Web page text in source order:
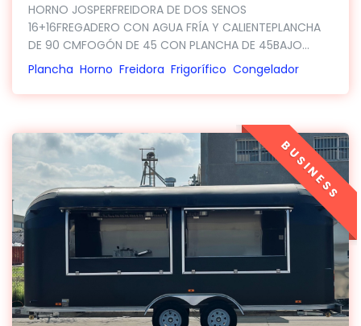
HORNO JOSPERFREIDORA DE DOS SENOS
16+16FREGADERO CON AGUA FRÍA Y CALIENTEPLANCHA
DE 90 CMFOGÓN DE 45 CON PLANCHA DE 45BAJO...
Plancha Horno Freidora Frigorífico Congelador
BUSINESS